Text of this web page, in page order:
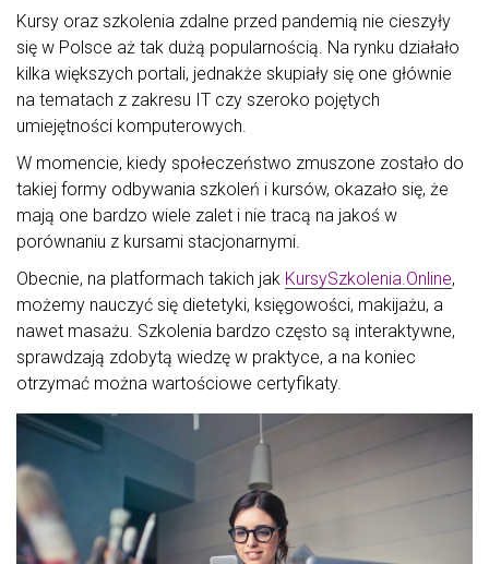
Kursy oraz szkolenia zdalne przed pandemią nie cieszyły
się w Polsce aż tak dużą popularnością. Na rynku działało
kilka większych portali, jednakże skupiały się one głównie
na tematach z zakresu IT czy szeroko pojętych
umiejętności komputerowych.
W momencie, kiedy społeczeństwo zmuszone zostało do
takiej formy odbywania szkoleń i kursów, okazało się, że
mają one bardzo wiele zalet i nie tracą na jakoś w
porównaniu z kursami stacjonarnymi.
Obecnie, na platformach takich jak KursySzkolenia.Online,
możemy nauczyć się dietetyki, księgowości, makijażu, a
nawet masażu. Szkolenia bardzo często są interaktywne,
sprawdzają zdobytą wiedzę w praktyce, a na koniec
otrzymać można wartościowe certyfikaty.